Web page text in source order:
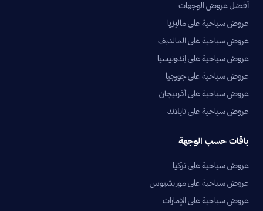
أفضل عروض الوجهات
عروض سياحية على ماليزيا
عروض سياحية على المالديف
عروض سياحية على إندونيسيا
عروض سياحية على جورجيا
عروض سياحية على أذربيجان
عروض سياحية على تايلاند
باقات حسب الوجهة
عروض سياحية على تركيا
عروض سياحية على موريشيوس
عروض سياحية على الإمارات